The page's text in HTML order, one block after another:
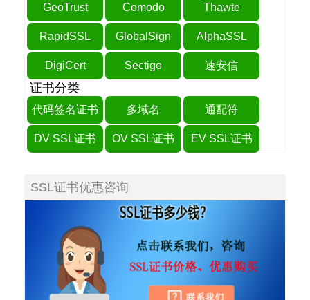
GeoTrust Comodo Thawte
RapidSSL GlobalSign AlphaSSL
DigiCert Sectigo 速安信
证书分类
代码签名证书 多域名 通配符
DV SSL证书 OV SSL证书 EV SSL证书
SSL证书优惠咨询